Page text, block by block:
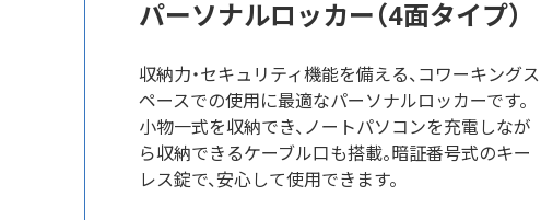
パーソナルロッカー（4面タイプ）
収納力・セキュリティ機能を備える、コワーキングス
ペースでの使用に最適なパーソナルロッカーです。
小物一式を収納でき、ノートパソコンを充電しなが
ら収納できるケーブル口も搭載。暗証番号式のキー
レス錠で、安心して使用できます。